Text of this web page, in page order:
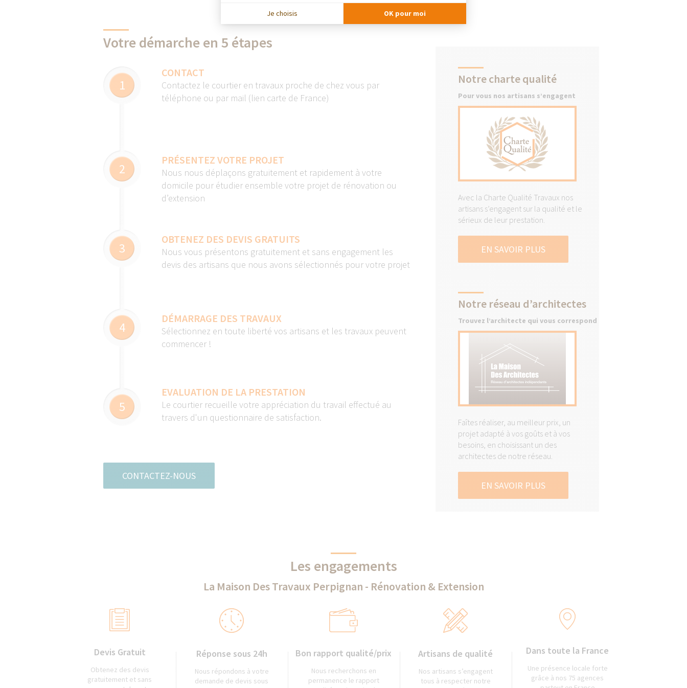
Votre démarche en 5 étapes
1
CONTACT
Contactez le courtier en travaux proche de chez vous par
téléphone ou par mail (lien carte de France)
2
PRÉSENTEZ VOTRE PROJET
Nous nous déplaçons gratuitement et rapidement à votre
domicile pour étudier ensemble votre projet de rénovation ou
d’extension
3
OBTENEZ DES DEVIS GRATUITS
Nous vous présentons gratuitement et sans engagement les
devis des artisans que nous avons sélectionnés pour votre projet
4
DÉMARRAGE DES TRAVAUX
Sélectionnez en toute liberté vos artisans et les travaux peuvent
commencer !
5
EVALUATION DE LA PRESTATION
Le courtier recueille votre appréciation du travail effectué au
travers d'un questionnaire de satisfaction.
CONTACTEZ-NOUS
Notre charte qualité
Pour vous nos artisans s’engagent
Avec la Charte Qualité Travaux nos
artisans s’engagent sur la qualité et le
sérieux de leur prestation.
EN SAVOIR PLUS
Notre réseau d’architectes
Trouvez l’architecte qui vous correspond
Faîtes réaliser, au meilleur prix, un
projet adapté à vos goûts et à vos
besoins, en choisissant un des
architectes de notre réseau.
EN SAVOIR PLUS
Les engagements
La Maison Des Travaux Perpignan - Rénovation & Extension
Devis Gratuit
Obtenez des devis
gratuitement et sans
Réponse sous 24h
Nous répondons à votre
demande de devis sous
Bon rapport qualité/prix
Nous recherchons en
permanence le rapport
Artisans de qualité
Nos artisans s’engagent
tous à respecter notre
Dans toute la France
Une présence locale forte
grâce à nos 75 agences
Je choisis OK pour moi